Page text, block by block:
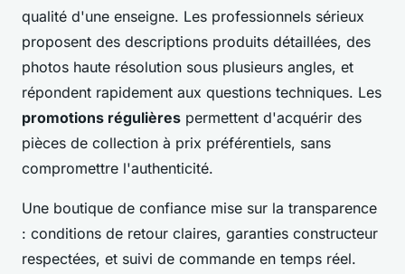
qualité d'une enseigne. Les professionnels sérieux
proposent des descriptions produits détaillées, des
photos haute résolution sous plusieurs angles, et
répondent rapidement aux questions techniques. Les
promotions régulières permettent d'acquérir des
pièces de collection à prix préférentiels, sans
compromettre l'authenticité.
Une boutique de confiance mise sur la transparence
: conditions de retour claires, garanties constructeur
respectées, et suivi de commande en temps réel.